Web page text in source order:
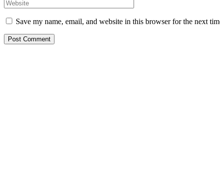
Save my name, email, and website in this browser for the next